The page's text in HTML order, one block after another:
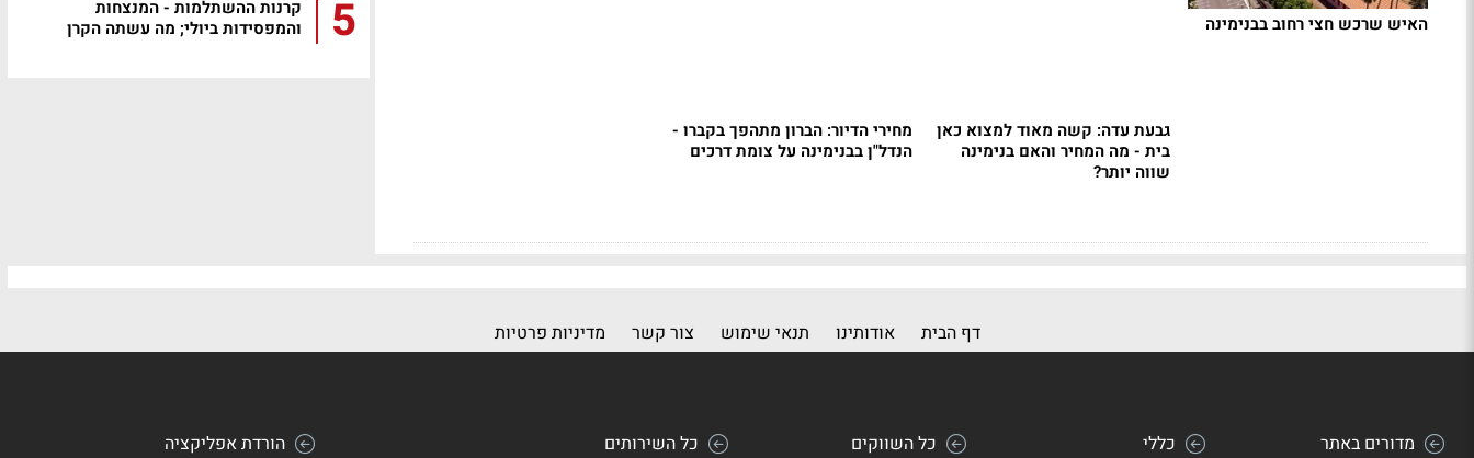
האיש שרכש חצי רחוב בבנימינה
גבעת עדה: קשה מאוד למצוא כאן
בית - מה המחיר והאם בנימינה
שווה יותר?
מחירי הדיור: הברון מתהפך בקברו -
הנדל"ן בבנימינה על צומת דרכים
5
קרנות ההשתלמות - המנצחות
והמפסידות ביולי; מה עשתה הקרן
דף הבית אודותינו תנאי שימוש צור קשר מדיניות פרטיות
מדורים באתר כללי כל השווקים כל השירותים הורדת אפליקציה